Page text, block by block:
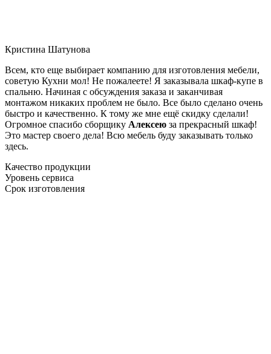
Кристина Шатунова
Всем, кто еще выбирает компанию для изготовления мебели,
советую Кухни мол! Не пожалеете! Я заказывала шкаф-купе в
спальню. Начиная с обсуждения заказа и заканчивая
монтажом никаких проблем не было. Все было сделано очень
быстро и качественно. К тому же мне ещё скидку сделали!
Огромное спасибо сборщику Алексею за прекрасный шкаф!
Это мастер своего дела! Всю мебель буду заказывать только
здесь.
Качество продукции
Уровень сервиса
Срок изготовления